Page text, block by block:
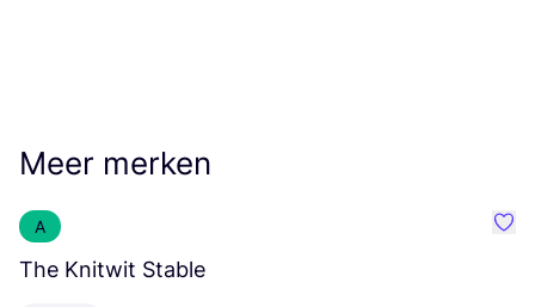
Meer merken
A
The Knitwit Stable